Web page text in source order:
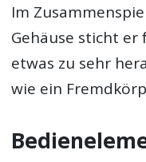
Im
Gehäuse sticht er
etwas zu sehr
wie ein